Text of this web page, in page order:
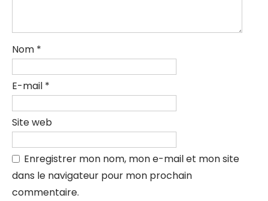
Nom *
E-mail *
Site web
Enregistrer mon nom, mon e-mail et mon site
dans le navigateur pour mon prochain
commentaire.